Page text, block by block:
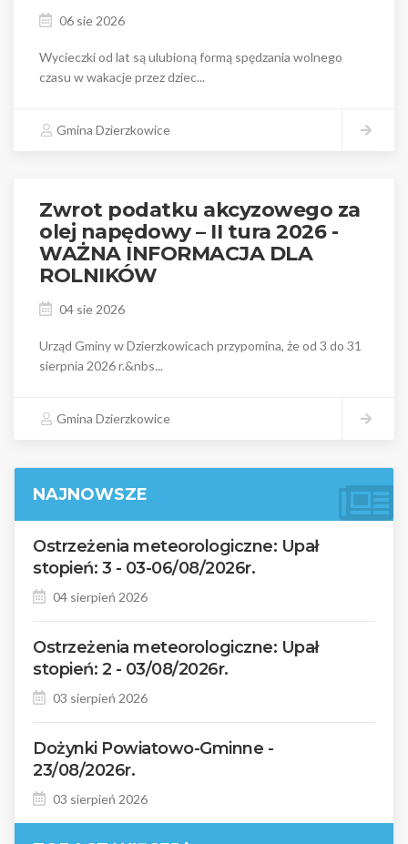
06 sie 2026
Wycieczki od lat są ulubioną formą spędzania wolnego
czasu w wakacje przez dziec...
Gmina Dzierzkowice
Zwrot podatku akcyzowego za
olej napędowy – II tura 2026 -
WAŻNA INFORMACJA DLA
ROLNIKÓW
04 sie 2026
Urząd Gminy w Dzierzkowicach przypomina, że od 3 do 31
sierpnia 2026 r.&nbs...
Gmina Dzierzkowice
NAJNOWSZE
Ostrzeżenia meteorologiczne: Upał
stopień: 3 - 03-06/08/2026r.
04 sierpień 2026
Ostrzeżenia meteorologiczne: Upał
stopień: 2 - 03/08/2026r.
03 sierpień 2026
Dożynki Powiatowo-Gminne -
23/08/2026r.
03 sierpień 2026